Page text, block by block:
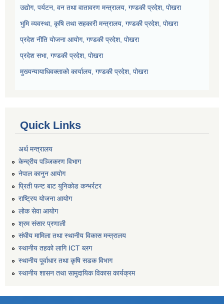
उद्योग, पर्यटन, वन तथा वातावरण मन्त्रालय, गण्डकी प्रदेश, पोखरा
भुमि व्यवस्था, कृषि तथा सहकारी मन्त्रालय, गण्डकी प्रदेश, पोखरा
प्रदेश नीति योजना आयोग, गण्डकी प्रदेश, पोखरा
प्रदेश सभा, गण्डकी प्रदेश, पोखरा
मुख्यन्यायाधिवक्ताको कार्यालय, गण्डकी प्रदेश, पोखरा
Quick Links
अर्थ मन्त्रालय
केन्द्रीय पञ्जिकरण विभाग
नेपाल कानुन आयोग
प्रिती फन्ट बाट युनिकोड कन्भर्रटर
राष्ट्रिय योजना आयोग
लोक सेवा आयोग
श्रम संसार प्रणाली
संघीय मामिला तथा स्थानीय विकास मन्त्रालय
स्थानीय तहको लागि ICT ब्लग
स्थानीय पूर्वाधार तथा कृषि सडक विभाग
स्थानीय शासन तथा सामुदायिक विकास कार्यक्रम